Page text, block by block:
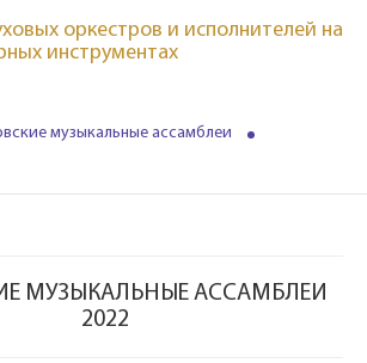
оркестров и исполнителей на
инструментах
музыкальные ассамблеи
МУЗЫКАЛЬНЫЕ АССАМБЛЕИ
2022